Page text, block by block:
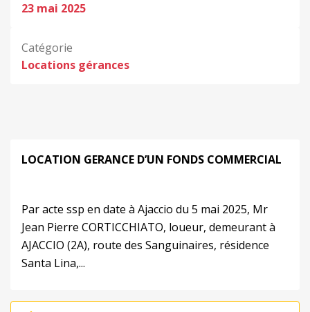
23 mai 2025
Catégorie
Locations gérances
LOCATION GERANCE D’UN FONDS COMMERCIAL
Par acte ssp en date à Ajaccio du 5 mai 2025, Mr
Jean Pierre CORTICCHIATO, loueur, demeurant à
AJACCIO (2A), route des Sanguinaires, résidence
Santa Lina,...